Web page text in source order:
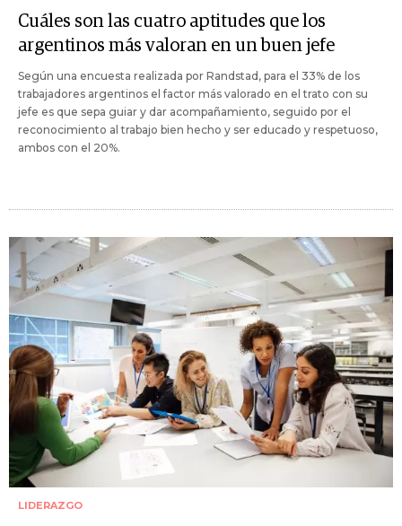
Cuáles son las cuatro aptitudes que los
argentinos más valoran en un buen jefe
Según una encuesta realizada por Randstad, para el 33% de los
trabajadores argentinos el factor más valorado en el trato con su
jefe es que sepa guiar y dar acompañamiento, seguido por el
reconocimiento al trabajo bien hecho y ser educado y respetuoso,
ambos con el 20%.
LIDERAZGO